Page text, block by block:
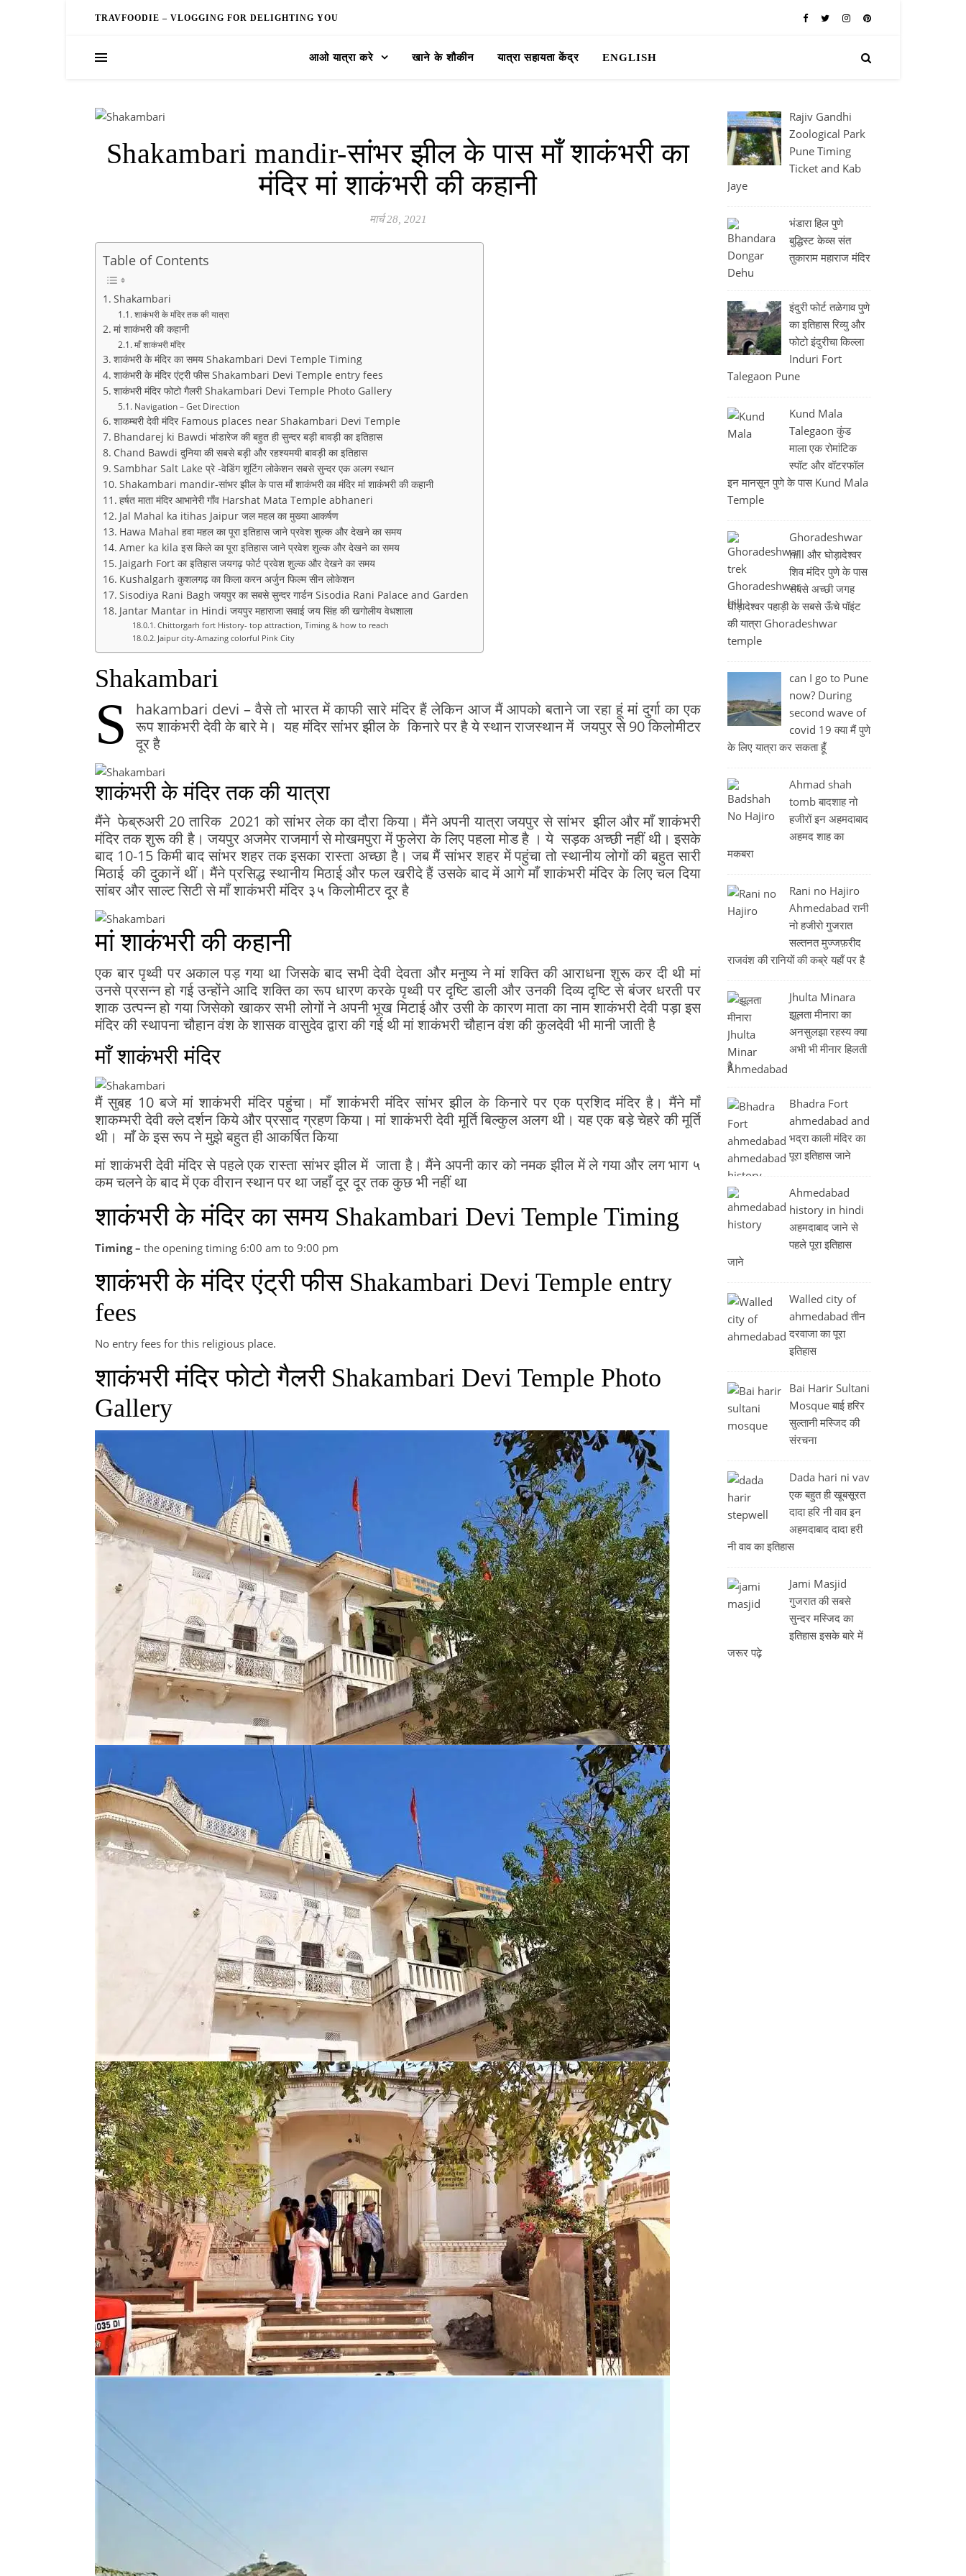
TRAVFOODIE – VLOGGING FOR DELIGHTING YOU
आओ यात्रा करे खाने के शौकीन यात्रा सहायता केंद्र ENGLISH
Shakambari mandir-सांभर झील के पास माँ शाकंभरी का
मंदिर मां शाकंभरी की कहानी
मार्च 28, 2021
Table of Contents
Shakambari
शाकंभरी के मंदिर तक की यात्रा
मां शाकंभरी की कहानी
माँ शाकंभरी मंदिर
शाकंभरी के मंदिर का समय Shakambari Devi Temple Timing
शाकंभरी के मंदिर एंट्री फीस Shakambari Devi Temple entry fees
शाकंभरी मंदिर फोटो गैलरी Shakambari Devi Temple Photo Gallery
Navigation – Get Direction
शाकम्बरी देवी मंदिर Famous places near Shakambari Devi Temple
Bhandarej ki Bawdi भांडारेज की बहुत ही सुन्दर बड़ी बावड़ी का इतिहास
Chand Bawdi दुनिया की सबसे बड़ी और रहश्यमयी बावड़ी का इतिहास
Sambhar Salt Lake प्रे -वेडिंग शूटिंग लोकेशन सबसे सुन्दर एक अलग स्थान
Shakambari mandir-सांभर झील के पास माँ शाकंभरी का मंदिर मां शाकंभरी की कहानी
हर्षत माता मंदिर आभानेरी गाँव Harshat Mata Temple abhaneri
Jal Mahal ka itihas Jaipur जल महल का मुख्या आकर्षण
Hawa Mahal हवा महल का पूरा इतिहास जाने प्रवेश शुल्क और देखने का समय
Amer ka kila इस किले का पूरा इतिहास जाने प्रवेश शुल्क और देखने का समय
Jaigarh Fort का इतिहास जयगढ़ फोर्ट प्रवेश शुल्क और देखने का समय
Kushalgarh कुशलगढ़ का किला करन अर्जुन फिल्म सीन लोकेशन
Sisodiya Rani Bagh जयपुर का सबसे सुन्दर गार्डन Sisodia Rani Palace and Garden
Jantar Mantar in Hindi जयपुर महाराजा सवाई जय सिंह की खगोलीय वेधशाला
Chittorgarh fort History- top attraction, Timing & how to reach
Jaipur city-Amazing colorful Pink City
Shakambari
S
hakambari devi – वैसे तो भारत में काफी सारे मंदिर हैं लेकिन आज मैं आपको बताने जा रहा हूं मां दुर्गा का एक
रूप शाकंभरी देवी के बारे मे। यह मंदिर सांभर झील के किनारे पर है ये स्थान राजस्थान में जयपुर से 90 किलोमीटर
दूर है
शाकंभरी के मंदिर तक की यात्रा
मैंने फेब्रुअरी 20 तारिक 2021 को सांभर लेक का दौरा किया। मैंने अपनी यात्रा जयपुर से सांभर झील और माँ शाकंभरी
मंदिर तक शुरू की है। जयपुर अजमेर राजमार्ग से मोखमपुरा में फुलेरा के लिए पहला मोड है । ये सड़क अच्छी नहीं थी। इसके
बाद 10-15 किमी बाद सांभर शहर तक इसका रास्ता अच्छा है। जब मैं सांभर शहर में पहुंचा तो स्थानीय लोगों की बहुत सारी
मिठाई की दुकानें थीं। मैंने प्रसिद्ध स्थानीय मिठाई और फल खरीदे हैं उसके बाद में आगे माँ शाकंभरी मंदिर के लिए चल दिया
सांबर और साल्ट सिटी से माँ शाकंभरी मंदिर ३५ किलोमीटर दूर है
मां शाकंभरी की कहानी
एक बार पृथ्वी पर अकाल पड़ गया था जिसके बाद सभी देवी देवता और मनुष्य ने मां शक्ति की आराधना शुरू कर दी थी मां
उनसे प्रसन्न हो गई उन्होंने आदि शक्ति का रूप धारण करके पृथ्वी पर दृष्टि डाली और उनकी दिव्य दृष्टि से बंजर धरती पर
शाक उत्पन्न हो गया जिसेको खाकर सभी लोगों ने अपनी भूख मिटाई और उसी के कारण माता का नाम शाकंभरी देवी पड़ा इस
मंदिर की स्थापना चौहान वंश के शासक वासुदेव द्वारा की गई थी मां शाकंभरी चौहान वंश की कुलदेवी भी मानी जाती है
माँ शाकंभरी मंदिर
मैं सुबह 10 बजे मां शाकंभरी मंदिर पहुंचा। माँ शाकंभरी मंदिर सांभर झील के किनारे पर एक प्रशिद मंदिर है। मैंने माँ
शाकम्भरी देवी क्ले दर्शन किये और प्रसाद ग्रहण किया। मां शाकंभरी देवी मूर्ति बिल्कुल अलग थी। यह एक बड़े चेहरे की मूर्ति
थी। माँ के इस रूप ने मुझे बहुत ही आकर्षित किया
मां शाकंभरी देवी मंदिर से पहले एक रास्ता सांभर झील में जाता है। मैंने अपनी कार को नमक झील में ले गया और लग भाग ५
कम चलने के बाद में एक वीरान स्थान पर था जहाँ दूर दूर तक कुछ भी नहीं था
शाकंभरी के मंदिर का समय Shakambari Devi Temple Timing
Timing – the opening timing 6:00 am to 9:00 pm
शाकंभरी के मंदिर एंट्री फीस Shakambari Devi Temple entry
fees
No entry fees for this religious place.
शाकंभरी मंदिर फोटो गैलरी Shakambari Devi Temple Photo
Gallery
Rajiv Gandhi
Zoological Park
Pune Timing
Ticket and Kab
Jaye
भंडारा हिल पुणे
बुद्धिस्ट केव्स संत
तुकाराम महाराज मंदिर
इंदुरी फोर्ट तळेगाव पुणे
का इतिहास रिव्यु और
फोटो इंदुरीचा किल्ला
Induri Fort
Talegaon Pune
Kund Mala
Talegaon कुंड
माला एक रोमांटिक
स्पॉट और वॉटरफॉल
इन मानसून पुणे के पास Kund Mala
Temple
Ghoradeshwar
hill और घोड़ादेश्वर
शिव मंदिर पुणे के पास
सबसे अच्छी जगह
घोड़ादेश्वर पहाड़ी के सबसे ऊँचे पॉइंट
की यात्रा Ghoradeshwar
temple
can I go to Pune
now? During
second wave of
covid 19 क्या मैं पुणे
के लिए यात्रा कर सकता हूँ
Ahmad shah
tomb बादशाह नो
हजीरों इन अहमदाबाद
अहमद शाह का
मकबरा
Rani no Hajiro
Ahmedabad रानी
नो हजीरो गुजरात
सल्तनत मुज्जफ़रीद
राजवंश की रानियों की कब्रे यहाँ पर है
Jhulta Minara
झूलता मीनारा का
अनसुलझा रहस्य क्या
अभी भी मीनार हिलती
है
Bhadra Fort
ahmedabad and
भद्रा काली मंदिर का
पूरा इतिहास जाने
Ahmedabad
history in hindi
अहमदाबाद जाने से
पहले पूरा इतिहास
जाने
Walled city of
ahmedabad तीन
दरवाजा का पूरा
इतिहास
Bai Harir Sultani
Mosque बाई हरिर
सुल्तानी मस्जिद की
संरचना
Dada hari ni vav
एक बहुत ही खूबसूरत
दादा हरि नी वाव इन
अहमदाबाद दादा हरी
नी वाव का इतिहास
Jami Masjid
गुजरात की सबसे
सुन्दर मस्जिद का
इतिहास इसके बारे में
जरूर पढ़े